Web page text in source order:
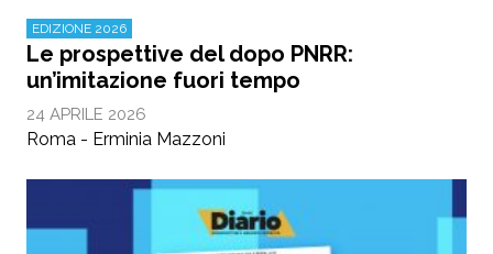
EDIZIONE 2026
Le prospettive del dopo PNRR:
un’imitazione fuori tempo
24 APRILE 2026
Roma - Erminia Mazzoni